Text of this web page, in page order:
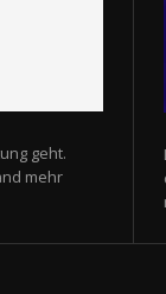
geht.
mehr